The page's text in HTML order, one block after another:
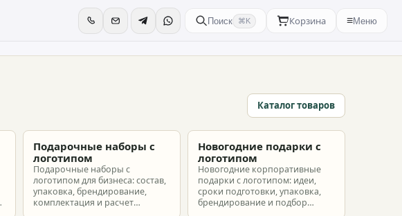
Поиск ⌘K Корзина ≡Меню
Каталог товаров
Подарочные наборы с
логотипом
Подарочные наборы с
логотипом для бизнеса: состав,
упаковка, брендирование,
комплектация и расчет
Новогодние подарки с
логотипом
Новогодние корпоративные
подарки с логотипом: идеи,
сроки подготовки, упаковка,
брендирование и подбор